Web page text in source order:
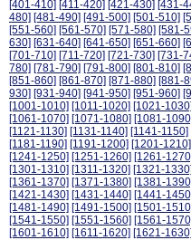
[401-410] [411-420] [421-430] [431-
480] [481-490] [491-500] [501-510]
[551-560] [561-570] [571-580] [581-
630] [631-640] [641-650] [651-660]
[701-710] [711-720] [721-730] [731-
780] [781-790] [791-800] [801-810]
[851-860] [861-870] [871-880] [881-
930] [931-940] [941-950] [951-960]
[1001-1010] [1011-1020] [1021-1030]
[1061-1070] [1071-1080] [1081-
[1121-1130] [1131-1140] [1141-1150]
[1181-1190] [1191-1200] [1201-1210]
[1241-1250] [1251-1260] [1261-
[1301-1310] [1311-1320] [1321-1330]
[1361-1370] [1371-1380] [1381-
[1421-1430] [1431-1440] [1441-
[1481-1490] [1491-1500] [1501-
[1541-1550] [1551-1560] [1561-
[1601-1610] [1611-1620] [1621-1630]